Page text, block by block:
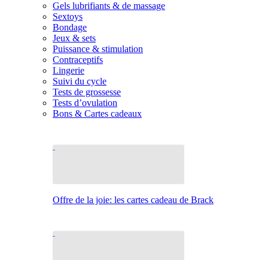
Gels lubrifiants & de massage
Sextoys
Bondage
Jeux & sets
Puissance & stimulation
Contraceptifs
Lingerie
Suivi du cycle
Tests de grossesse
Tests d’ovulation
Bons & Cartes cadeaux
Offre de la joie: les cartes cadeau de Brack